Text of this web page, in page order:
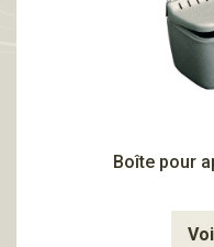
Boîte pour